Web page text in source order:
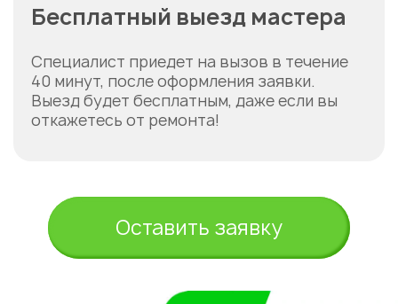
Бесплатный выезд мастера
Специалист приедет на вызов в течение
40 минут, после оформления заявки.
Выезд будет бесплатным, даже если вы
откажетесь от ремонта!
Оставить заявку